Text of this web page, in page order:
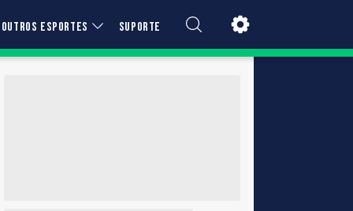
OUTROS ESPORTES SUPORTE